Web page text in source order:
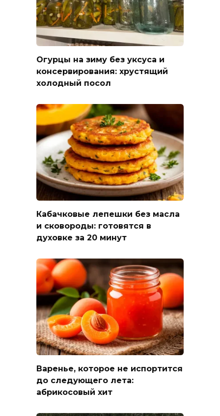
Огурцы на зиму без уксуса и
консервирования: хрустящий
холодный посол
Кабачковые лепешки без масла
и сковороды: готовятся в
духовке за 20 минут
Варенье, которое не испортится
до следующего лета:
абрикосовый хит